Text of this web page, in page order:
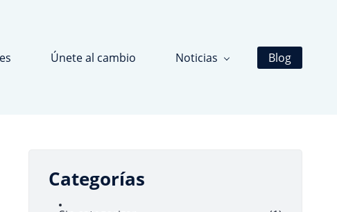
Únete al cambio Noticias Blog
Categorías